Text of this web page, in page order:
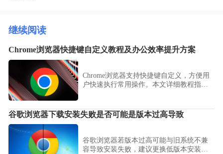
继续阅读
Chrome浏览器快捷键自定义教程及办公效率提升方案
Chrome浏览器支持快捷键自定义，方便用
户快速执行常用操作。本文详细教程指导
谷歌浏览器下载安装失败是否可能是版本过高导致
谷歌浏览器若版本过高可能与旧系统不兼
容导致安装失败，建议更换低版本安装包